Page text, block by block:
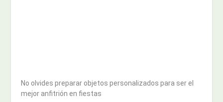
No olvides preparar objetos personalizados para ser el
mejor anfitrión en fiestas